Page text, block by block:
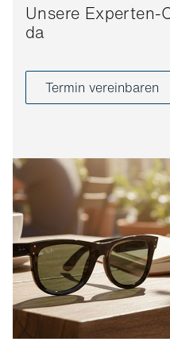
Unsere Experten-
da
Termin vereinbaren